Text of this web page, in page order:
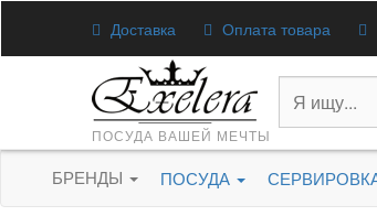
Доставка Оплата товара
ПОСУДА ВАШЕЙ МЕЧТЫ
БРЕНДЫ ПОСУДА